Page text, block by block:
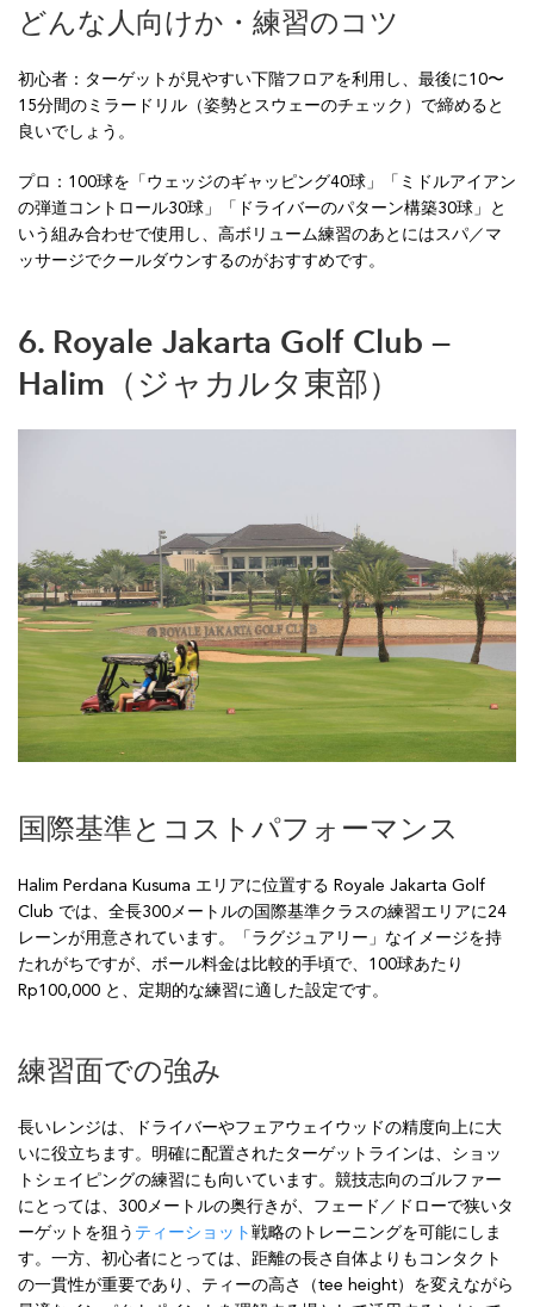
どんな人向けか・練習のコツ
初心者：ターゲットが見やすい下階フロアを利用し、最後に10〜
15分間のミラードリル（姿勢とスウェーのチェック）で締めると
良いでしょう。
プロ：100球を「ウェッジのギャッピング40球」「ミドルアイアン
の弾道コントロール30球」「ドライバーのパターン構築30球」と
いう組み合わせで使用し、高ボリューム練習のあとにはスパ／マ
ッサージでクールダウンするのがおすすめです。
6. Royale Jakarta Golf Club —
Halim（ジャカルタ東部）
国際基準とコストパフォーマンス
Halim Perdana Kusuma エリアに位置する Royale Jakarta Golf
Club では、全長300メートルの国際基準クラスの練習エリアに24
レーンが用意されています。「ラグジュアリー」なイメージを持
たれがちですが、ボール料金は比較的手頃で、100球あたり
Rp100,000 と、定期的な練習に適した設定です。
練習面での強み
長いレンジは、ドライバーやフェアウェイウッドの精度向上に大
いに役立ちます。明確に配置されたターゲットラインは、ショッ
トシェイピングの練習にも向いています。競技志向のゴルファー
にとっては、300メートルの奥行きが、フェード／ドローで狭いタ
ーゲットを狙う ティーショット 戦略のトレーニングを可能にしま
す。一方、初心者にとっては、距離の長さ自体よりもコンタクト
の一貫性が重要であり、ティーの高さ（tee height）を変えながら